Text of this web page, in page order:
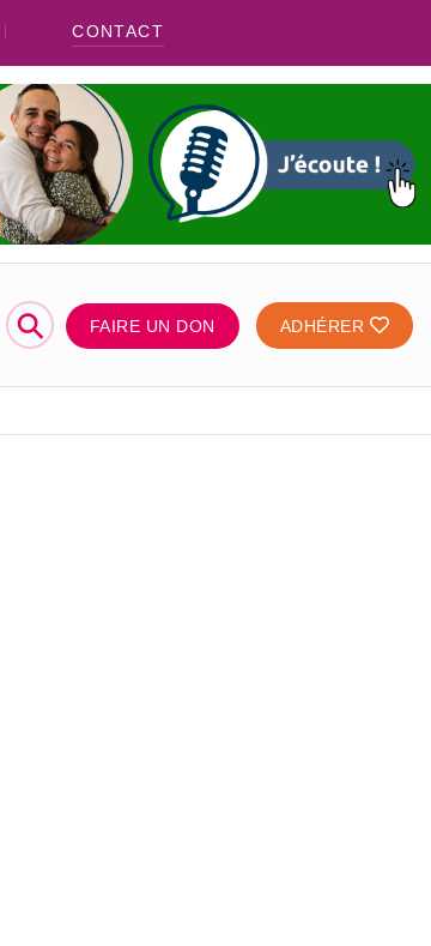
CONTACT
⚲ FAIRE UN DON ADHÉRER